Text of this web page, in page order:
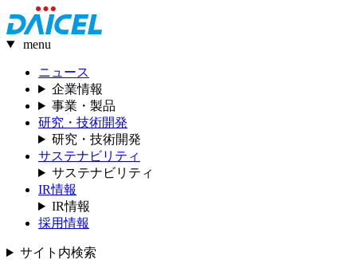
menu
ニュース
企業情報
事業・製品
研究・技術開発
研究・技術開発
サステナビリティ
サステナビリティ
IR情報
IR情報
採用情報
サイト内検索